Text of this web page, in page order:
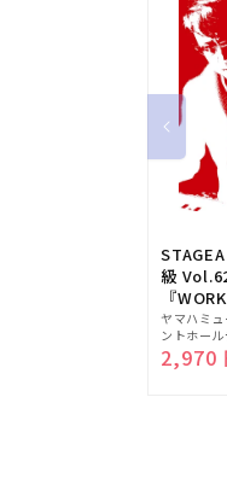
級
『
edition
販
売
元:
ヤマハミ
ントホー
通常価
2,970